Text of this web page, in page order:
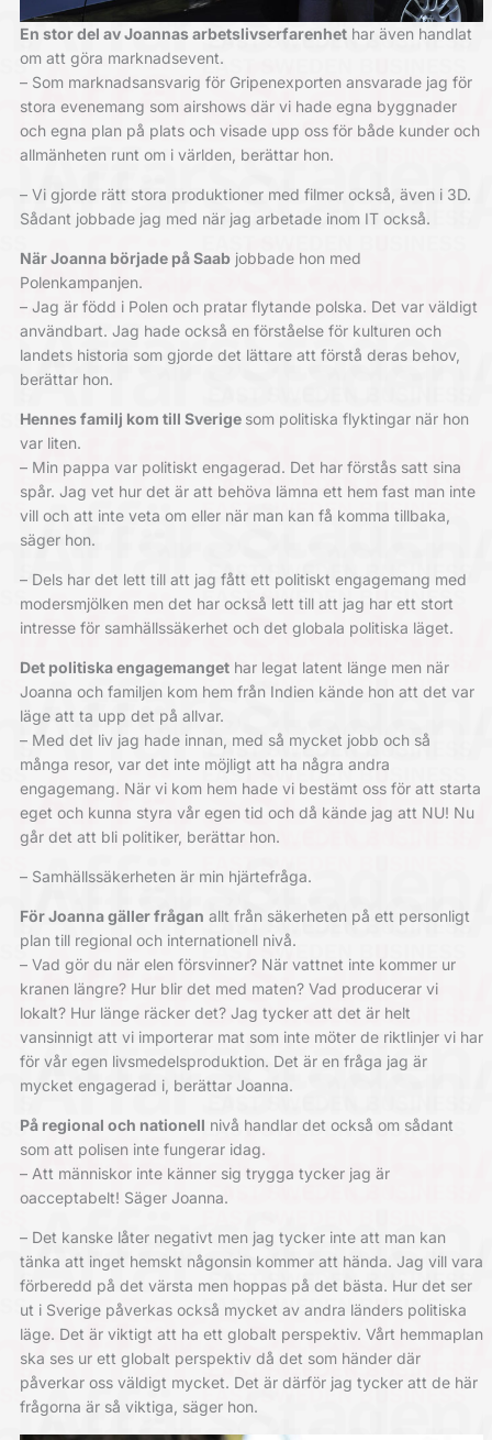
En stor del av Joannas arbetslivserfarenhethar även handlat
om att göra marknadsevent.
– Som marknadsansvarig för Gripenexporten ansvarade jag för
stora evenemang som airshows där vi hade egna byggnader
och egna plan på plats och visade upp oss för både kunder och
allmänheten runt om i världen, berättar hon.
– Vi gjorde rätt stora produktioner med filmer också, även i 3D.
Sådant jobbade jag med när jag arbetade inom IT också.
När Joanna började på Saabjobbade hon med
Polenkampanjen.
– Jag är född i Polen och pratar flytande polska. Det var väldigt
användbart. Jag hade också en förståelse för kulturen och
landets historia som gjorde det lättare att förstå deras behov,
berättar hon.
Hennes familj kom till Sverige som politiska flyktingar när hon
var liten.
– Min pappa var politiskt engagerad. Det har förstås satt sina
spår. Jag vet hur det är att behöva lämna ett hem fast man inte
vill och att inte veta om eller när man kan få komma tillbaka,
säger hon.
– Dels har det lett till att jag fått ett politiskt engagemang med
modersmjölken men det har också lett till att jag har ett stort
intresse för samhällssäkerhet och det globala politiska läget.
Det politiska engagemangethar legat latent länge men när
Joanna och familjen kom hem från Indien kände hon att det var
läge att ta upp det på allvar.
– Med det liv jag hade innan, med så mycket jobb och så
många resor, var det inte möjligt att ha några andra
engagemang. När vi kom hem hade vi bestämt oss för att starta
eget och kunna styra vår egen tid och då kände jag att NU! Nu
går det att bli politiker, berättar hon.
– Samhällssäkerheten är min hjärtefråga.
För Joanna gäller frågan allt från säkerheten på ett personligt
plan till regional och internationell nivå.
– Vad gör du när elen försvinner? När vattnet inte kommer ur
kranen längre? Hur blir det med maten? Vad producerar vi
lokalt? Hur länge räcker det? Jag tycker att det är helt
vansinnigt att vi importerar mat som inte möter de riktlinjer vi har
för vår egen livsmedelsproduktion. Det är en fråga jag är
mycket engagerad i, berättar Joanna.
På regional och nationell nivå handlar det också om sådant
som att polisen inte fungerar idag.
– Att människor inte känner sig trygga tycker jag är
oacceptabelt! Säger Joanna.
– Det kanske låter negativt men jag tycker inte att man kan
tänka att inget hemskt någonsin kommer att hända. Jag vill vara
förberedd på det värsta men hoppas på det bästa. Hur det ser
ut i Sverige påverkas också mycket av andra länders politiska
läge. Det är viktigt att ha ett globalt perspektiv. Vårt hemmaplan
ska ses ur ett globalt perspektiv då det som händer där
påverkar oss väldigt mycket. Det är därför jag tycker att de här
frågorna är så viktiga, säger hon.